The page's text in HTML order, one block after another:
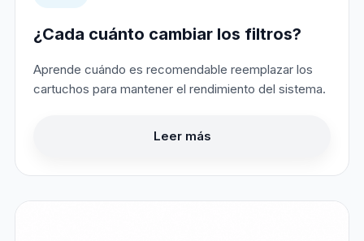
¿Cada cuánto cambiar los filtros?
Aprende cuándo es recomendable reemplazar los
cartuchos para mantener el rendimiento del sistema.
Leer más